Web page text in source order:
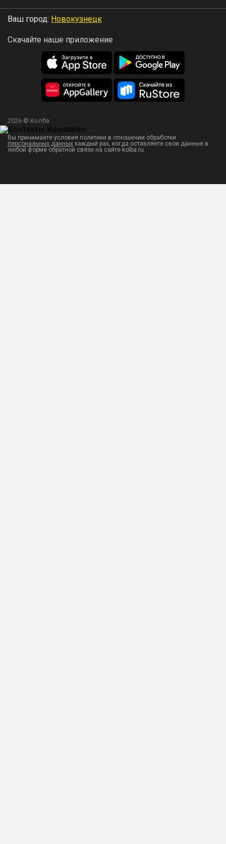
Ваш город: Новокузнецк
Скачайте наше приложение
2026 © Колба
Вы принимаете условия политики в отношении обработки
персональных данных каждый раз, когда оставляете свои данные в
любой форме обратной связи на сайте kolba.ru.